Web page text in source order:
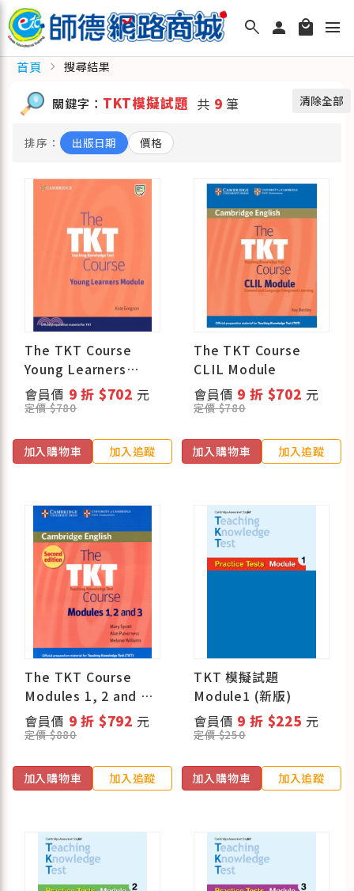
search person local_mall menu
首頁 chevron_right 搜尋結果
關鍵字： TKT模擬試題 清除全部
共 9 筆
排序： 出版日期 價格
The TKT Course
Young Learners
Module
會員價 9 折 $702 元
定價 $780
加入購物車 加入追蹤
The TKT Course
CLIL Module
會員價 9 折 $702 元
定價 $780
加入購物車 加入追蹤
The TKT Course
Modules 1, 2 and 3
(新版)
會員價 9 折 $792 元
定價 $880
加入購物車 加入追蹤
TKT 模擬試題
Module1 (新版)
會員價 9 折 $225 元
定價 $250
加入購物車 加入追蹤